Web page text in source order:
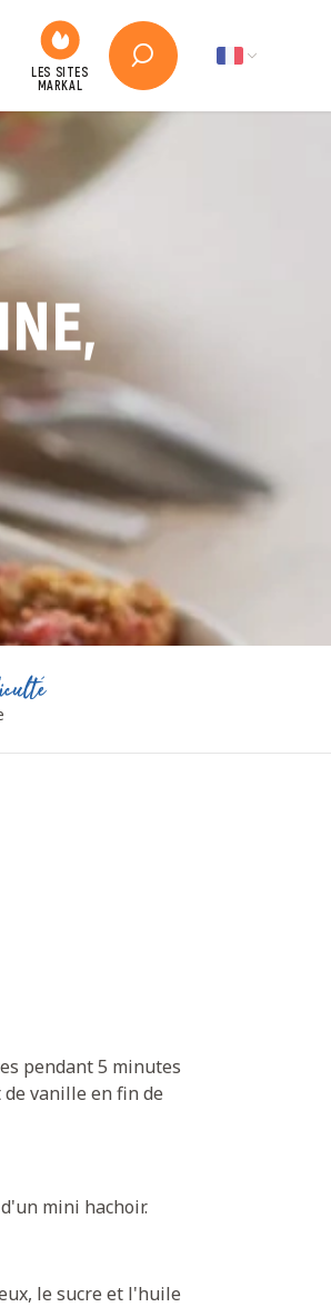
pendant 5 minutes
vanille en fin de
mini hachoir.
le sucre et l'huile